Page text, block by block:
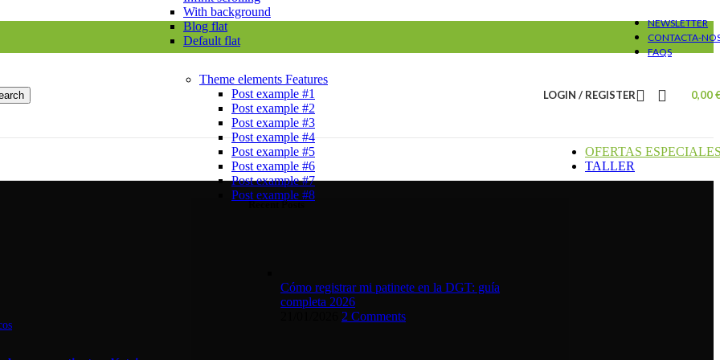
NEWSLETTER
CONTACTA-
FAQS
LOGIN / REGISTER 0,00
With background
Blog flat
Default flat
Theme elements Features
Post example #1
Post example #2
Post example #3
Post example #4
Post example #5
Post example #6
Post example #7
Post example #8
Recent Posts
Cómo registrar mi patinete en la DGT: guía
completa 2026
2 Comments
OFERTAS
TALLER